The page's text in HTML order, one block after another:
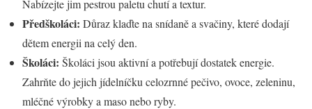
Nabízejte jim pestrou paletu chutí a textur.
Předškoláci: Důraz klaďte na snídaně a svačiny, které dodají
dětem energii na celý den.
Školáci: Školáci jsou aktivní a potřebují dostatek energie.
Zahrňte do jejich jídelníčku celozrnné pečivo, ovoce, zeleninu,
mléčné výrobky a maso nebo ryby.